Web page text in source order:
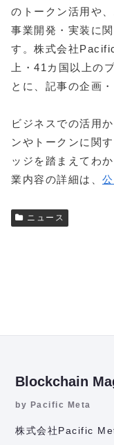
のトークン活用や
事業開発・実装に
す。株式会社
上・41カ国以上の
とに、記事の企画
ビジネスでの活用
ンやトークンに関
ッジを踏まえてわ
業内容の詳細は、
ニュース
Blockchain
by Pacific Meta
株式会社Pacific